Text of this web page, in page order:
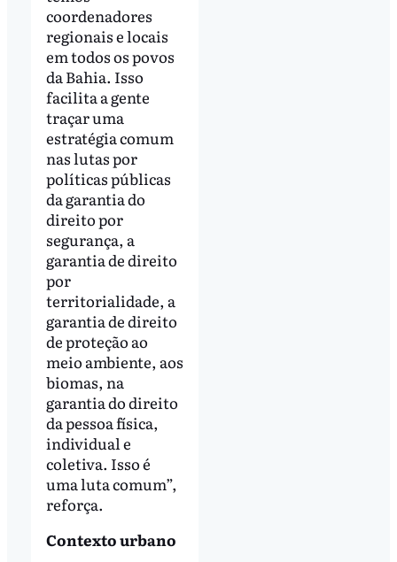
coordenadores
regionais e locais
em todos os povos
da Bahia. Isso
facilita a gente
traçar uma
estratégia comum
nas lutas por
políticas públicas
da garantia do
direito por
segurança, a
garantia de direito
por
territorialidade, a
garantia de direito
de proteção ao
meio ambiente, aos
biomas, na
garantia do direito
da pessoa física,
individual e
coletiva. Isso é
uma luta comum”,
reforça.
Contexto urbano